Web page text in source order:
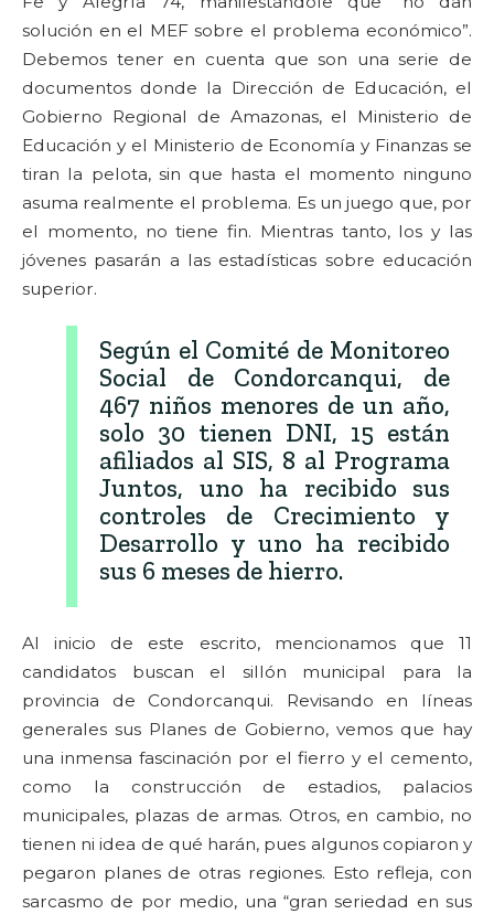
solución en el MEF sobre el problema económico”.
Debemos tener en cuenta que son una serie de
documentos donde la Dirección de Educación, el
Gobierno Regional de Amazonas, el Ministerio de
Educación y el Ministerio de Economía y Finanzas se
tiran la pelota, sin que hasta el momento ninguno
asuma realmente el problema. Es un juego que, por
el momento, no tiene fin. Mientras tanto, los y las
jóvenes pasarán a las estadísticas sobre educación
superior.
Según el Comité de Monitoreo
Social de Condorcanqui, de
467 niños menores de un año,
solo 30 tienen DNI, 15 están
afiliados al SIS, 8 al Programa
Juntos, uno ha recibido sus
controles de Crecimiento y
Desarrollo y uno ha recibido
sus 6 meses de hierro.
Al inicio de este escrito, mencionamos que 11
candidatos buscan el sillón municipal para la
provincia de Condorcanqui. Revisando en líneas
generales sus Planes de Gobierno, vemos que hay
una inmensa fascinación por el fierro y el cemento,
como la construcción de estadios, palacios
municipales, plazas de armas. Otros, en cambio, no
tienen ni idea de qué harán, pues algunos copiaron y
pegaron planes de otras regiones. Esto refleja, con
sarcasmo de por medio, una “gran seriedad en sus